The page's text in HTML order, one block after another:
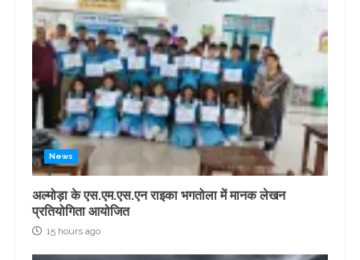
News
अल्मोड़ा के एस.एम.एस.एन राइका भगतोला में मानक लेखन
प्रतियोगिता आयोजित
15 hours ago